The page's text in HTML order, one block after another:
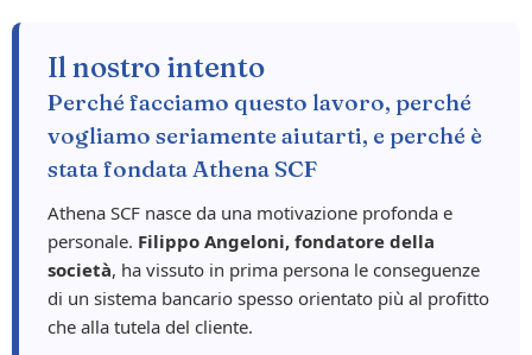
Il nostro intento
Perché facciamo questo lavoro, perché
vogliamo seriamente aiutarti, e perché è
stata fondata Athena SCF
Athena SCF nasce da una motivazione profonda e
personale. Filippo Angeloni, fondatore della
società, ha vissuto in prima persona le conseguenze
di un sistema bancario spesso orientato più al profitto
che alla tutela del cliente.